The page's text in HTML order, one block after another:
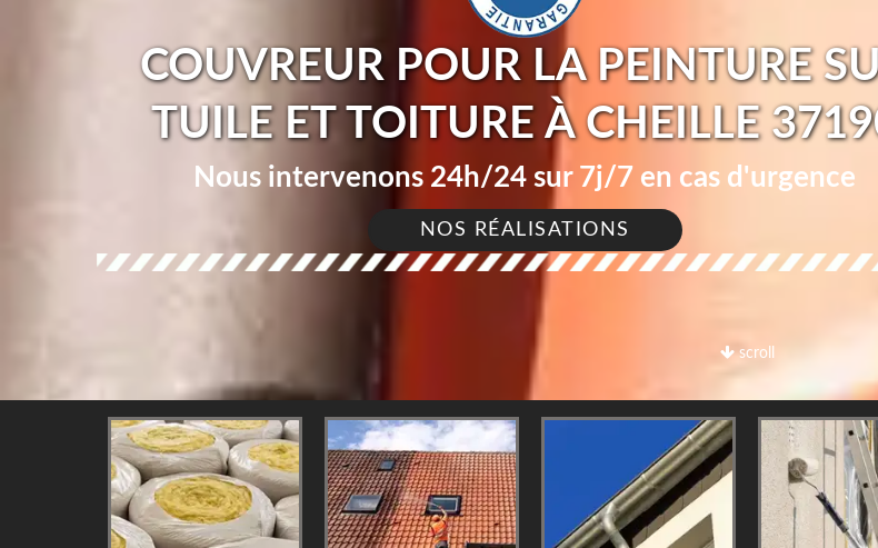
scroll
COUVREUR POUR LA PEINTURE
TUILE ET TOITURE À CHEILLE
Nous intervenons 24h/24 sur 7j/7 en cas d'urgence
NOS RÉALISATIONS